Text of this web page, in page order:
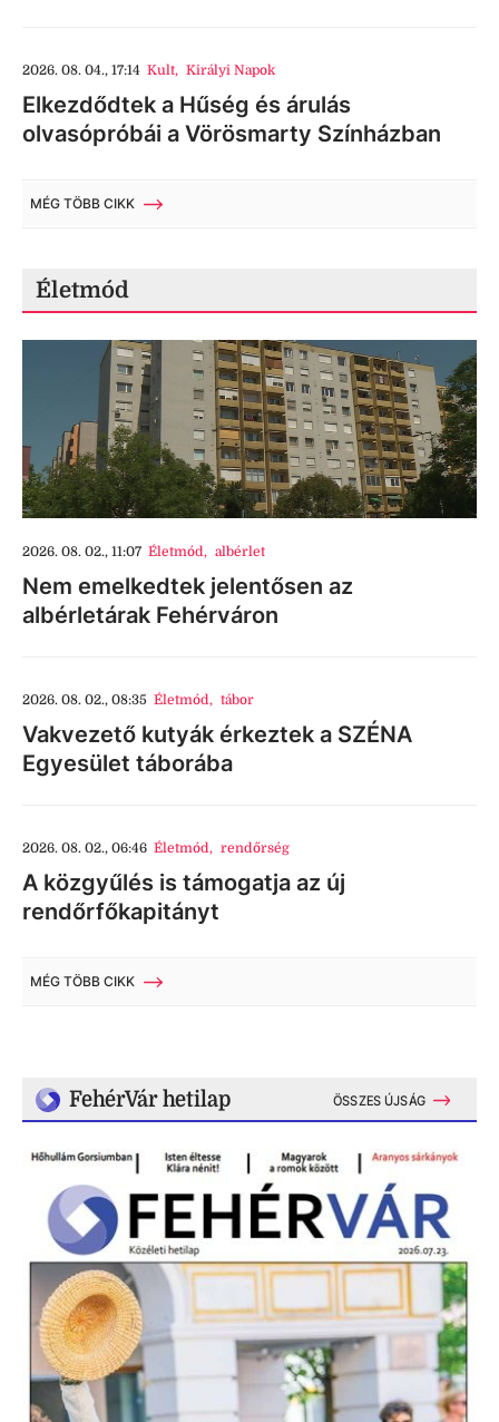
2026. 08. 04., 17:14 Kult, Királyi Napok
Elkezdődtek a Hűség és árulás
olvasópróbái a Vörösmarty Színházban
MÉG TÖBB CIKK
Életmód
2026. 08. 02., 11:07 Életmód, albérlet
Nem emelkedtek jelentősen az
albérletárak Fehérváron
2026. 08. 02., 08:35 Életmód, tábor
Vakvezető kutyák érkeztek a SZÉNA
Egyesület táborába
2026. 08. 02., 06:46 Életmód, rendőrség
A közgyűlés is támogatja az új
rendőrfőkapitányt
MÉG TÖBB CIKK
FehérVár hetilap ÖSSZES ÚJSÁG